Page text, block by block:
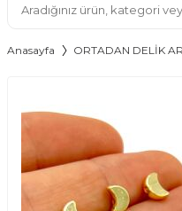
Anasayfa ORTADAN DELİK